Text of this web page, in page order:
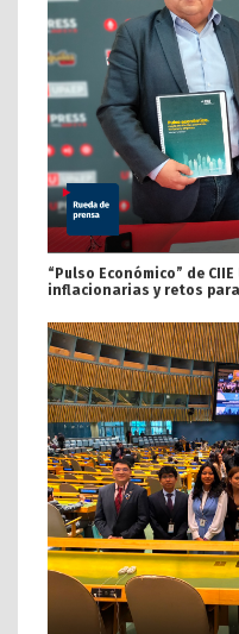
“Pulso Económico” de
inflacionarias y retos para